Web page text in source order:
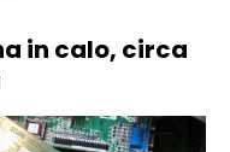
in calo, circa